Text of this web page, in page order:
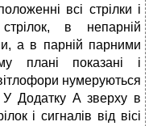
всі стрілки і
в непарній
а в парній парними
плані показані і
нумеруються
У Додатку А зверху в
і сигналів від вісі